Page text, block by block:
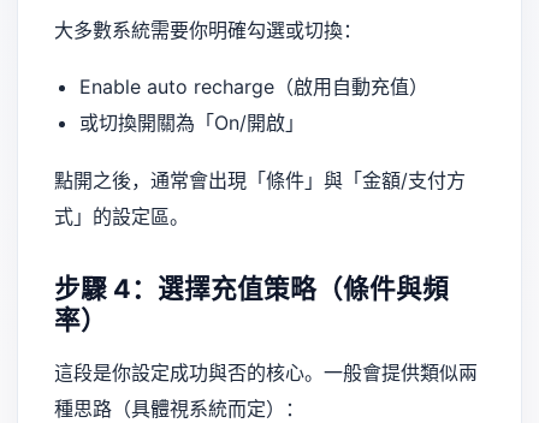
大多數系統需要你明確勾選或切換：
Enable auto recharge（啟用自動充值）
或切換開關為「On/開啟」
點開之後，通常會出現「條件」與「金額/支付方
式」的設定區。
步驟 4：選擇充值策略（條件與頻
率）
這段是你設定成功與否的核心。一般會提供類似兩
種思路（具體視系統而定）：